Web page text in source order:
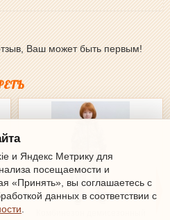
Ваш может быть первым!
и Яндекс Метрику для
посещаемости и
«Принять», вы соглашаетесь с
данных в соответствии с